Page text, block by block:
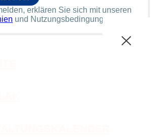
erklären Sie sich mit unseren
und Nutzungsbedingungen